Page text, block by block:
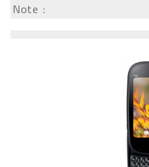
Note :